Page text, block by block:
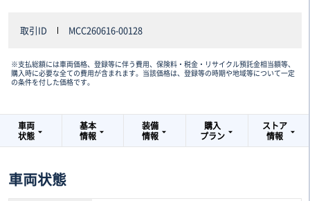
取引ID MCC260616-00128
※支払総額には車両価格、登録等に伴う費用、保険料・税金・リサイクル預託金相当額等、
購入時に必要な全ての費用が含まれます。当該価格は、登録等の時期や地域等について一定
の条件を付した価格です。
車両
状態
基本
情報
装備
情報
購入
プラン
ストア
情報
車両状態